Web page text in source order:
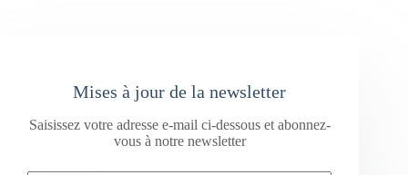
Mises à jour de la newsletter
Saisissez votre adresse e-mail ci-dessous et abonnez-
vous à notre newsletter